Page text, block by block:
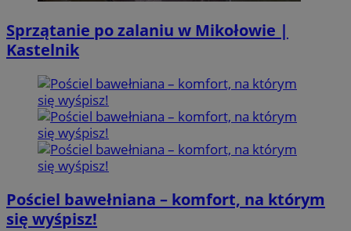
Sprzątanie po zalaniu w Mikołowie |
Kastelnik
Pościel bawełniana – komfort, na którym
się wyśpisz!